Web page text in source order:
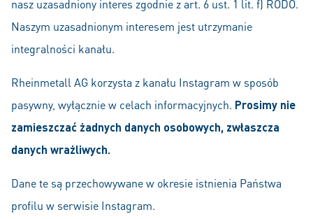
nasz uzasadniony interes zgodnie z art. 6 ust. 1 lit. f) RODO.
Naszym uzasadnionym interesem jest utrzymanie
integralności kanału.
Rheinmetall AG korzysta z kanału Instagram w sposób
pasywny, wyłącznie w celach informacyjnych. Prosimy nie
zamieszczać żadnych danych osobowych, zwłaszcza
danych wrażliwych.
Dane te są przechowywane w okresie istnienia Państwa
profilu w serwisie Instagram.